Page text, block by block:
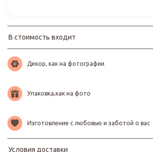
В стоимость входит
Декор, как на фотографии
Упаковка,как на фото
Изготовление с любовью и заботой о вас
Условия доставки